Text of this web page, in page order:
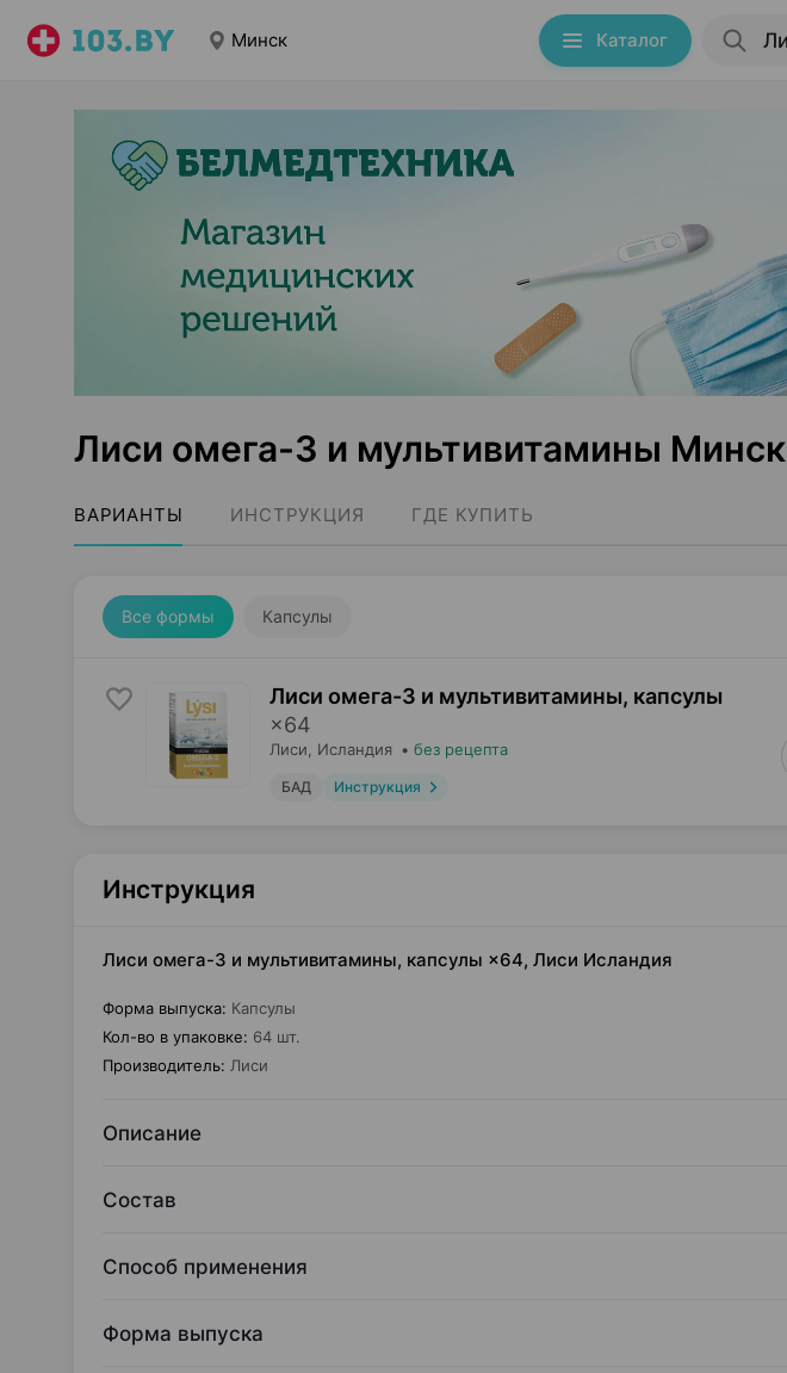
Минск Каталог
Лиси омега-3 и мультивитамины Минск
ВАРИАНТЫ ИНСТРУКЦИЯ ГДЕ КУПИТЬ
Все формы Капсулы
Лиси омега-3 и мультивитамины, капсулы
×64
Лиси , Исландия • без рецепта
БАД Инструкция
Инструкция
Лиси омега-3 и мультивитамины, капсулы ×64, Лиси Исландия
Форма выпуска: Капсулы
Кол-во в упаковке: 64 шт.
Производитель: Лиси
Описание
Состав
Способ применения
Форма выпуска